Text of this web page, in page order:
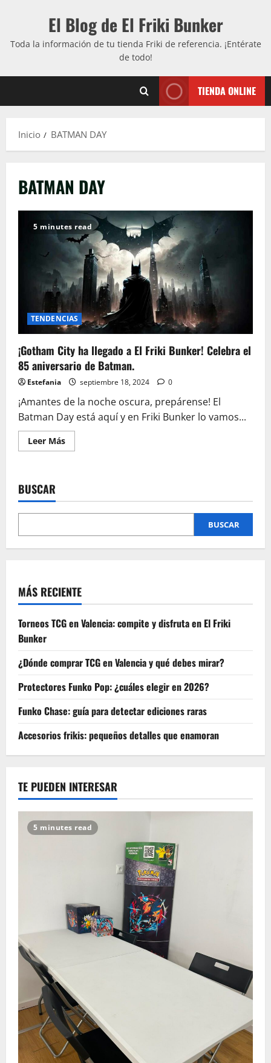
El Blog de El Friki Bunker
Toda la información de tu tienda Friki de referencia. ¡Entérate
de todo!
TIENDA ONLINE
Inicio BATMAN DAY
BATMAN DAY
5 minutes read
TENDENCIAS
¡Gotham City ha llegado a El Friki Bunker! Celebra el
85 aniversario de Batman.
Estefania septiembre 18, 2024 0
¡Amantes de la noche oscura, prepárense! El
Batman Day está aquí y en Friki Bunker lo vamos...
Leer MásLeer
más
llegado
El
Bunker!
el
BUSCAR
BUSCAR
MÁS RECIENTE
Torneos TCG en Valencia: compite y disfruta en El Friki
Bunker
¿Dónde comprar TCG en Valencia y qué debes mirar?
Protectores Funko Pop: ¿cuáles elegir en 2026?
Funko Chase: guía para detectar ediciones raras
Accesorios frikis: pequeños detalles que enamoran
TE PUEDEN INTERESAR
5 minutes read